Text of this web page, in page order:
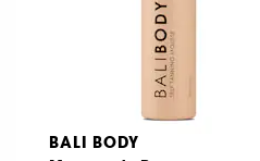
BALI BODY